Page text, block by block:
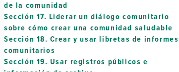
de la comunidad
Sección 17. Liderar un diálogo comunitario
sobre cómo crear una comunidad saludable
Sección 18. Crear y usar libretas de informes
comunitarios
Sección 19. Usar registros públicos e